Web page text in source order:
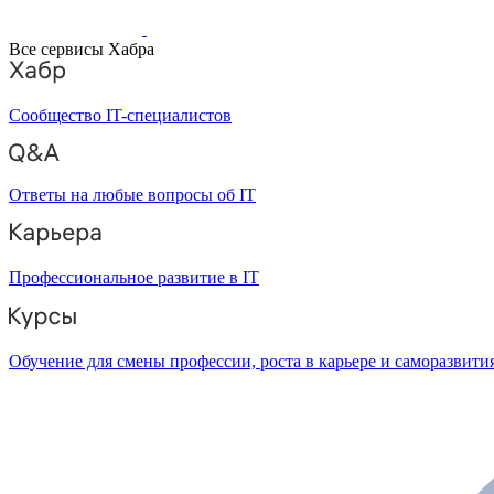
Все сервисы Хабра
Сообщество IT-специалистов
Ответы на любые вопросы об IT
Профессиональное развитие в IT
Обучение для смены профессии, роста в карьере и